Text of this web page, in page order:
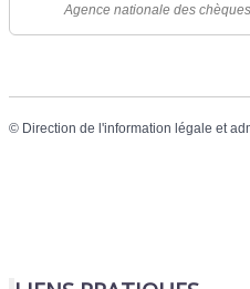
Agence nationale des
© Direction de l'information légale et